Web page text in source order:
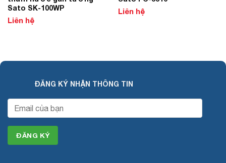
Sato SK-100WP
Liên hệ
Liên hệ
ĐĂNG KÝ NHẬN THÔNG TIN